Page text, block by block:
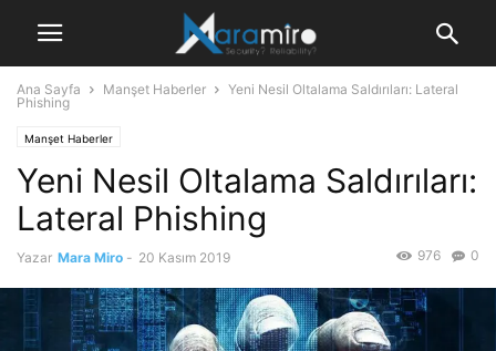
Ana Sayfa Manşet Haberler
Yeni Nesil Oltalama Saldırıları: Lateral
Phishing
Manşet Haberler
Yeni Nesil Oltalama Saldırıları:
Lateral Phishing
Yazar Mara Miro - 20 Kasım 2019 0
976